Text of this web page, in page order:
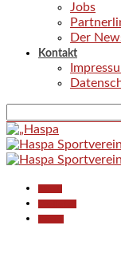
Jobs
Der
Kontakt